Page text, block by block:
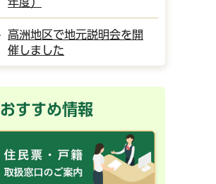
高洲地区で地元説明会を開
催しました
おすすめ情報